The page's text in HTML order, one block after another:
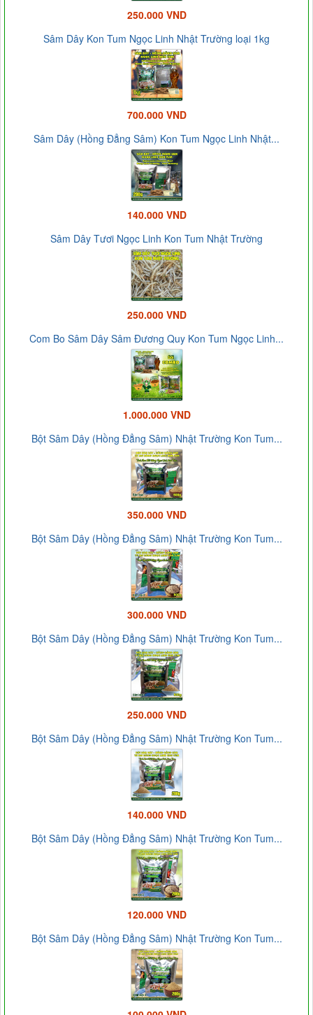
250.000 VND
Sâm Dây Kon Tum Ngọc Linh Nhật Trường loại 1kg
700.000 VND
Sâm Dây (Hồng Đẳng Sâm) Kon Tum Ngọc Linh Nhật...
140.000 VND
Sâm Dây Tươi Ngọc Linh Kon Tum Nhật Trường
250.000 VND
Com Bo Sâm Dây Sâm Đương Quy Kon Tum Ngọc Linh...
1.000.000 VND
Bột Sâm Dây (Hồng Đẳng Sâm) Nhật Trường Kon Tum...
350.000 VND
Bột Sâm Dây (Hồng Đẳng Sâm) Nhật Trường Kon Tum...
300.000 VND
Bột Sâm Dây (Hồng Đẳng Sâm) Nhật Trường Kon Tum...
250.000 VND
Bột Sâm Dây (Hồng Đẳng Sâm) Nhật Trường Kon Tum...
140.000 VND
Bột Sâm Dây (Hồng Đẳng Sâm) Nhật Trường Kon Tum...
120.000 VND
Bột Sâm Dây (Hồng Đẳng Sâm) Nhật Trường Kon Tum...